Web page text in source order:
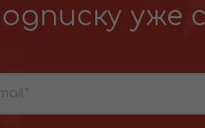
уже